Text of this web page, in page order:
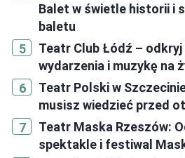
Balet w świetle historii i
baletu
Teatr Club Łódź –
wydarzenia i muzykę na
Teatr Polski w
musisz wiedzieć przed
Teatr Maska Rzeszów:
spektakle i festiwal